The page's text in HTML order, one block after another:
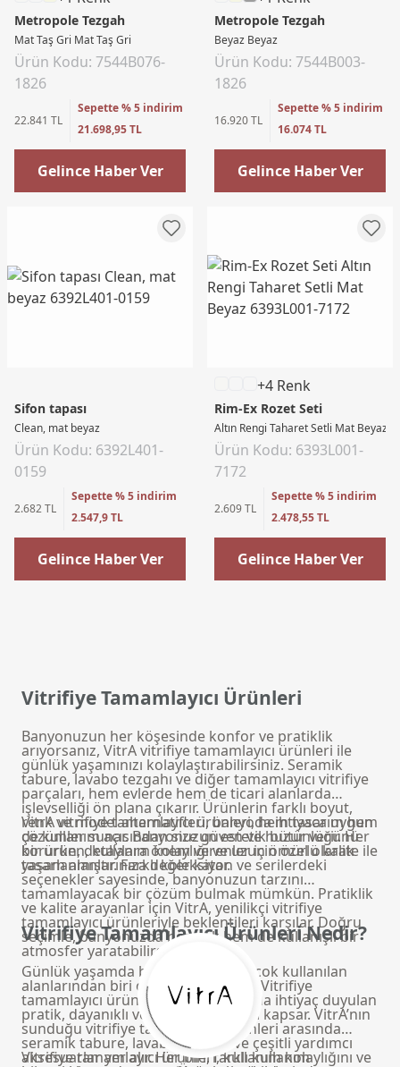
Metropole Tezgah
Mat Taş Gri Mat Taş Gri
Ürün Kodu: 7544B076-
1826
22.841 TL
Sepette % 5 indirim
21.698,95 TL
Gelince Haber Ver
Metropole Tezgah
Beyaz Beyaz
Ürün Kodu: 7544B003-
1826
16.920 TL
Sepette % 5 indirim
16.074 TL
Gelince Haber Ver
Sifon tapası
Clean, mat beyaz
Ürün Kodu: 6392L401-
0159
2.682 TL
Sepette % 5 indirim
2.547,9 TL
Gelince Haber Ver
+4 Renk
Rim-Ex Rozet Seti
Altın Rengi Taharet Setli Mat Beyaz
Ürün Kodu: 6393L001-
7172
2.609 TL
Sepette % 5 indirim
2.478,55 TL
Gelince Haber Ver
Vitrifiye Tamamlayıcı Ürünleri
Banyonuzun her köşesinde konfor ve pratiklik
arıyorsanız, VitrA vitrifiye tamamlayıcı ürünleri ile
günlük yaşamınızı kolaylaştırabilirsiniz. Seramik
tabure, lavabo tezgahı ve diğer tamamlayıcı vitrifiye
parçaları, hem evlerde hem de ticari alanlarda
işlevselliği ön plana çıkarır. Ürünlerin farklı boyut,
renk ve model alternatifleri, banyoda ihtiyaca uygun
çözümler sunar. Banyonuzun estetik bütünlüğünü
korurken, kullanım kolaylığı ve uzun ömürlü kalite ile
yaşam alanlarınıza değer katar.
VitrA vitrifiye tamamlayıcı ürünleri, hem tasarım hem
de kullanım açısından size güven ve huzur verir. Her
bir ürün, detaylara önem verenler için özel olarak
tasarlanmıştır. Farklı koleksiyon ve serilerdeki
seçenekler sayesinde, banyonuzun tarzını
tamamlayacak bir çözüm bulmak mümkün. Pratiklik
ve kalite arayanlar için VitrA, yenilikçi vitrifiye
tamamlayıcı ürünleriyle beklentileri karşılar. Doğru
seçimle, banyonuzda hem şık hem de kullanışlı bir
atmosfer yaratabilirsiniz.
Vitrifiye Tamamlayıcı Ürünleri Nedir?
Günlük yaşamda banyolar, evin en çok kullanılan
alanlarından biri olarak öne çıkıyor. Vitrifiye
tamamlayıcı ürünleri ise bu alanlarda ihtiyaç duyulan
pratik, dayanıklı ve estetik parçaları kapsar. VitrA’nın
sunduğu vitrifiye tamamlayıcı ürünleri arasında
seramik tabure, lavabo tezgahı ve çeşitli yardımcı
aksesuarlar yer alır. Her biri, farklı kullanım
Vitrifiye tamamlayıcı ürünleri, kullanım kolaylığını ve